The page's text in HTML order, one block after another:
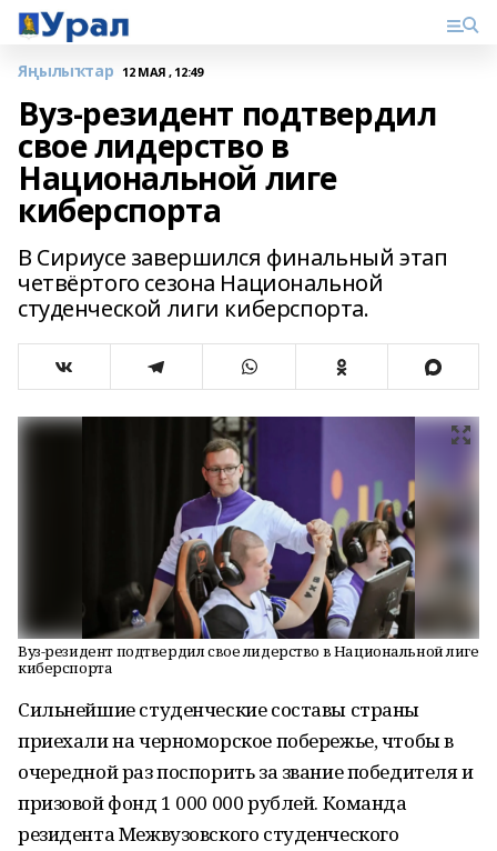
Яңылыҡтар 12 МАЯ , 12:49
Вуз-резидент подтвердил
свое лидерство в
Национальной лиге
киберспорта
В Сириусе завершился финальный этап
четвёртого сезона Национальной
студенческой лиги киберспорта.
Вуз-резидент подтвердил свое лидерство в Национальной лиге
киберспорта
Сильнейшие студенческие составы страны
приехали на черноморское побережье, чтобы в
очередной раз поспорить за звание победителя и
призовой фонд 1 000 000 рублей. Команда
резидента Межвузовского студенческого